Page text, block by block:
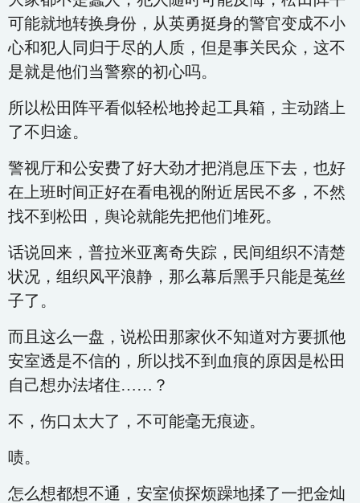
可能就地转换身份，从英勇挺身的警官变成不小
心和犯人同归于尽的人质，但是事关民众，这不
是就是他们当警察的初心吗。
所以松田阵平看似轻松地拎起工具箱，主动踏上
了不归途。
警视厅和公安费了好大劲才把消息压下去，也好
在上班时间正好在看电视的附近居民不多，不然
找不到松田，舆论就能先把他们堆死。
话说回来，普拉米亚离奇失踪，民间组织不清楚
状况，组织风平浪静，那么幕后黑手只能是菟丝
子了。
而且这么一盘，说松田那家伙不知道对方要抓他
安室透是不信的，所以找不到血痕的原因是松田
自己想办法堵住……？
不，伤口太大了，不可能毫无痕迹。
啧。
怎么想都想不通，安室侦探烦躁地揉了一把金灿